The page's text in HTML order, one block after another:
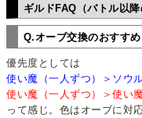
ギルドFAQ（バトル以降
Q.オーブ交換のおすすめ
優先度としては
使い魔（一人ずつ）＞ソウ
使い魔（一人ずつ）＞使い
って感じ。色はオーブに対